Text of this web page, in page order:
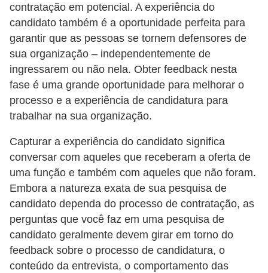
contratação em potencial. A experiência do
candidato também é a oportunidade perfeita para
garantir que as pessoas se tornem defensores de
sua organização – independentemente de
ingressarem ou não nela. Obter feedback nesta
fase é uma grande oportunidade para melhorar o
processo e a experiência de candidatura para
trabalhar na sua organização.
Capturar a experiência do candidato significa
conversar com aqueles que receberam a oferta de
uma função e também com aqueles que não foram.
Embora a natureza exata de sua pesquisa de
candidato dependa do processo de contratação, as
perguntas que você faz em uma pesquisa de
candidato geralmente devem girar em torno do
feedback sobre o processo de candidatura, o
conteúdo da entrevista, o comportamento das
p
o
n
o